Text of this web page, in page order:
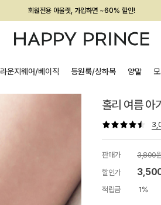
회원전용 아울렛, 가입하면 ~60% 할인!
멤버십 최대 28,000원 혜택
라운지웨어/베이직 등원룩/상하복 양말
홀리 여름 아
판매가
3,800
할인가
적립금 1%